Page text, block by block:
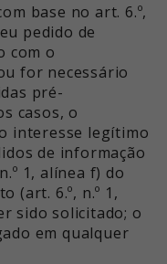
base no art. 6.º,
pedido de
com o
for necessário
pré-
casos, o
interesse legítimo
de informação
1, alínea f) do
(art. 6.º, n.º 1,
sido solicitado; o
em qualquer